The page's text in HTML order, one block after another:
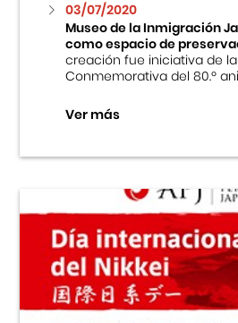
03/07/2020
Museo de la Inmigración
como espacio de
creación fue iniciativa de
Conmemorativa del 80.º
Ver más